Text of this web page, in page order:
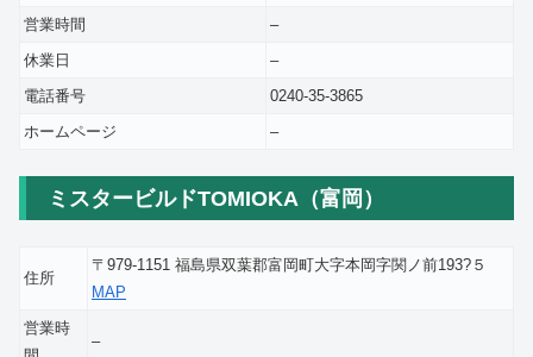
営業時間
–
休業日
–
電話番号
0240-35-3865
ホームページ
–
ミスタービルドTOMIOKA（富岡）
住所
〒979-1151 福島県双葉郡富岡町大字本岡字関ノ前193?５
MAP
営業時
–